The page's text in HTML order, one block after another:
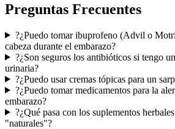
Preguntas Frecuentes
?¿Puedo tomar ibuprofeno (Advil o
cabeza durante el embarazo?
?¿Son seguros los antibióticos si tengo
urinaria?
?¿Puedo usar cremas tópicas para un
?¿Puedo tomar medicamentos para la
embarazo?
?¿Qué pasa con los suplementos
"naturales"?